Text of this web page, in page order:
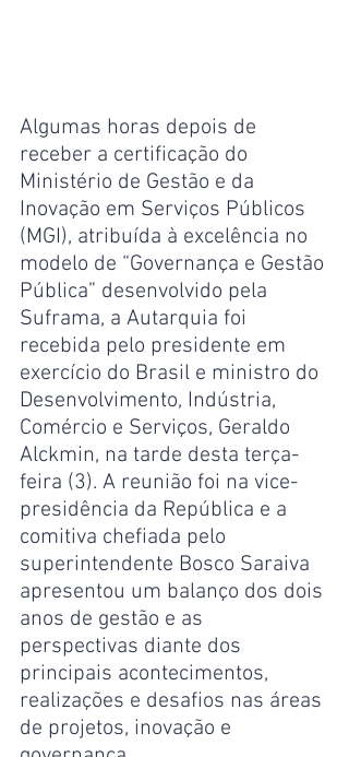
Algumas horas depois de
receber a certificação do
Ministério de Gestão e da
Inovação em Serviços Públicos
(MGI), atribuída à excelência no
modelo de “Governança e Gestão
Pública” desenvolvido pela
Suframa, a Autarquia foi
recebida pelo presidente em
exercício do Brasil e ministro do
Desenvolvimento, Indústria,
Comércio e Serviços, Geraldo
Alckmin, na tarde desta terça-
feira (3). A reunião foi na vice-
presidência da República e a
comitiva chefiada pelo
superintendente Bosco Saraiva
apresentou um balanço dos dois
anos de gestão e as
perspectivas diante dos
principais acontecimentos,
realizações e desafios nas áreas
de projetos, inovação e